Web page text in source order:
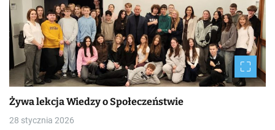
Żywa lekcja Wiedzy o Społeczeństwie
28 stycznia 2026